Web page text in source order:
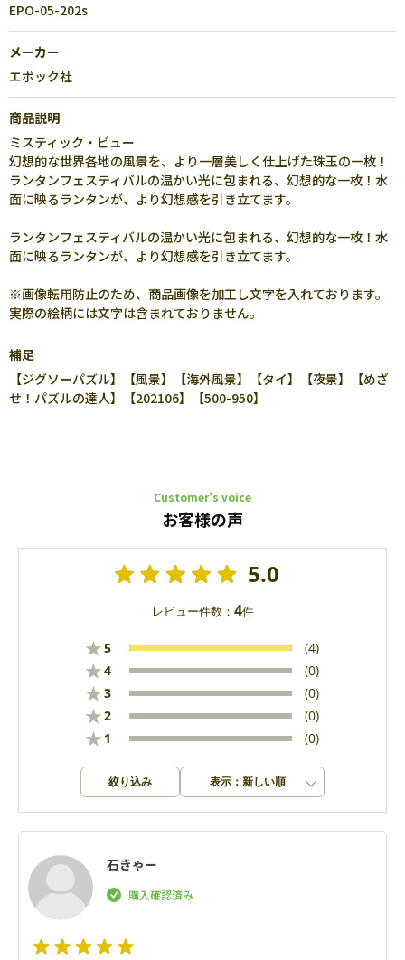
EPO-05-202s
メーカー
エポック社
商品説明
ミスティック・ビュー
幻想的な世界各地の風景を、より一層美しく仕上げた珠玉の一枚！
ランタンフェスティバルの温かい光に包まれる、幻想的な一枚！水
面に映るランタンが、より幻想感を引き立てます。
ランタンフェスティバルの温かい光に包まれる、幻想的な一枚！水
面に映るランタンが、より幻想感を引き立てます。
※画像転用防止のため、商品画像を加工し文字を入れております。
実際の絵柄には文字は含まれておりません。
補足
【ジグソーパズル】【風景】【海外風景】【タイ】【夜景】【めざ
せ！パズルの達人】【202106】【500-950】
Customer’s voice
お客様の声
5.0
レビュー件数： 4件
★5 (4)
★4 (0)
★3 (0)
★2 (0)
★ 1 (0)
絞り込み 表示：新しい順
石きゃー